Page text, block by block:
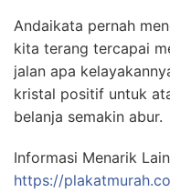
Andaikata pernah
kita terang tercapai
jalan apa
kristal positif untuk
belanja semakin abur.
Informasi Menarik
https://